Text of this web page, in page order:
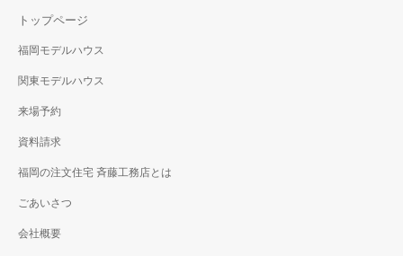
トップページ
福岡モデルハウス
関東モデルハウス
来場予約
資料請求
福岡の注文住宅 斉藤工務店とは
ごあいさつ
会社概要